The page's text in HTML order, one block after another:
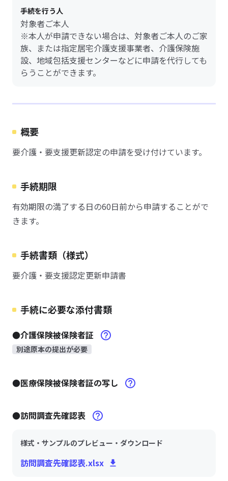
手続を行う人
対象者ご本人
※本人が申請できない場合は、対象者ご本人のご家
族、または指定居宅介護支援事業者、介護保険施
設、地域包括支援センターなどに申請を代行しても
らうことができます。
概要
要介護・要支援更新認定の申請を受け付けています。
手続期限
有効期限の満了する日の60日前から申請することがで
きます。
手続書類（様式）
要介護・要支援認定更新申請書
手続に必要な添付書類
●介護保険被保険者証
別途原本の提出が必要
●医療保険被保険者証の写し
●訪問調査先確認表
様式・サンプルのプレビュー・ダウンロード
訪問調査先確認表.xlsx